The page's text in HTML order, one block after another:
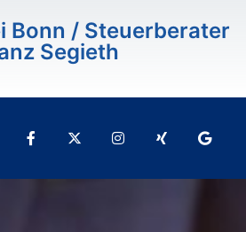
Bonn / Steuerberater
Segieth